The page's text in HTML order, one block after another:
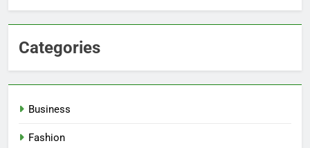
Categories
Business
Fashion